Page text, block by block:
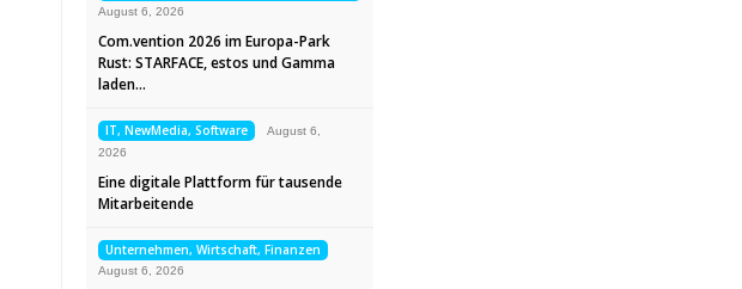
August 6, 2026
Com.vention 2026 im Europa-Park
Rust: STARFACE, estos und Gamma
laden…
IT, NewMedia, Software
August 6,
2026
Eine digitale Plattform für tausende
Mitarbeitende
Unternehmen, Wirtschaft, Finanzen
August 6, 2026